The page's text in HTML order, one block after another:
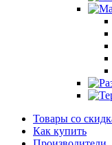
Товары со
Как купить